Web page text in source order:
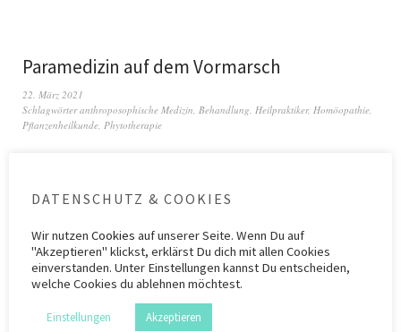
Paramedizin auf dem Vormarsch
22. März 2021
Schlagwörteranthroposophische Medizin, Behandlung, Heilpraktiker, Homöopathie,
Pflanzenheilkunde, Phytotherapie
DATENSCHUTZ & COOKIES
Wir nutzen Cookies auf unserer Seite. Wenn Du auf
"Akzeptieren" klickst, erklärst Du dich mit allen Cookies
einverstanden. Unter Einstellungen kannst Du entscheiden,
welche Cookies du ablehnen möchtest.
Einstellungen Akzeptieren